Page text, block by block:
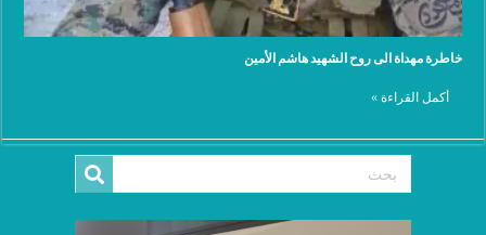
خاطرة مهداة الى روح الشهيد هاشم الأمين
أكمل القراءة »